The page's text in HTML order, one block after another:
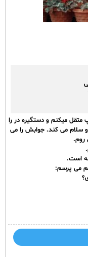
میکنم و دستگیره در را
سلام می کند. جوابش را می
روم.
است.
می پرسم: